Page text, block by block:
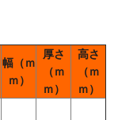
幅（ｍ
ｍ）
厚さ
（ｍ
ｍ）
高さ
（ｍ
ｍ）